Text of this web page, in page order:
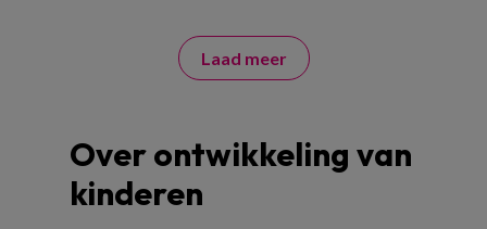
Laad meer
Over ontwikkeling van
kinderen